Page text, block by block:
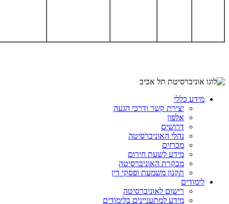
מידע כללי
יצירת קשר ודרכי הגעה
אלפון
דרושים
נהלי האוניברסיטה
מכרזים
מידע לשעת חירום
מבקרת האוניברסיטה
תקנון משמעת ופסקי דין
לימודים
רישום לאוניברסיטה
מידע למתעניינים בלימודים